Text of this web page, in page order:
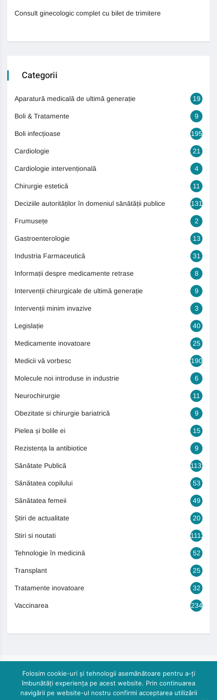
Consult ginecologic complet cu bilet de trimitere
Categorii
Aparatură medicală de ultimă generație 19
Boli & Tratamente 9
Boli infecțioase 195
Cardiologie 21
Cardiologie intervențională 4
Chirurgie estetică 11
Deciziile autorităților în domeniul sănătății publice 131
Frumusețe 2
Gastroenterologie 13
Industria Farmaceutică 31
Informații despre medicamente retrase 8
Intervenții chirurgicale de ultimă generație 9
Intervenții minim invazive 3
Legislație 40
Medicamente inovatoare 25
Medicii vă vorbesc 190
Molecule noi introduse in industrie 6
Neurochirurgie 11
Obezitate si chirurgie bariatrică 9
Pielea și bolile ei 15
Rezistența la antibiotice 9
Sănătate Publică 1131
Sănătatea copilului 53
Sănătatea femeii 49
Știri de actualitate 20
Stiri si noutati 1113
Tehnologie în medicină 52
Transplant 25
Tratamente inovatoare 32
Vaccinarea 234
Folosim cookie-uri și tehnologii asemănătoare pentru a-ți
îmbunătăți experiența pe acest website. Prin continuarea
navigării pe website-ul nostru confirmi acceptarea utilizării